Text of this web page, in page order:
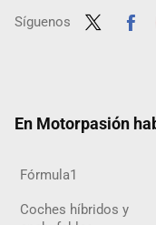
Síguenos
En Motorpasión
Fórmula1
Coches híbridos y